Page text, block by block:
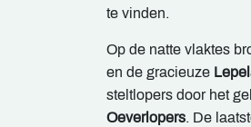
te vinden.
Op de natte vlaktes
en de gracieuze
steltlopers door het
Oeverlopers. De